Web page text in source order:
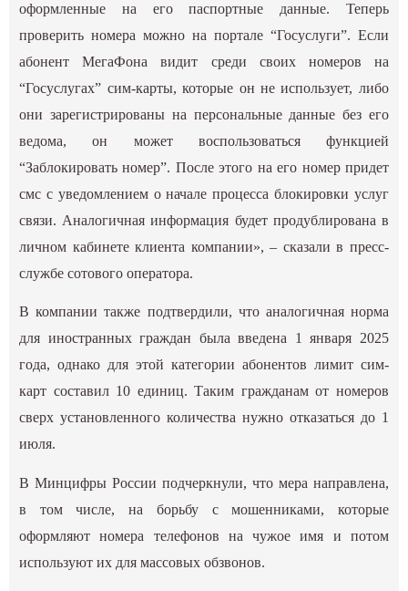
оформленные на его паспортные данные. Теперь
проверить номера можно на портале “Госуслуги”. Если
абонент МегаФона видит среди своих номеров на
“Госуслугах” сим-карты, которые он не использует, либо
они зарегистрированы на персональные данные без его
ведома, он может воспользоваться функцией
“Заблокировать номер”. После этого на его номер придет
смс с уведомлением о начале процесса блокировки услуг
связи. Аналогичная информация будет продублирована в
личном кабинете клиента компании», – сказали в пресс-
службе сотового оператора.
В компании также подтвердили, что аналогичная норма
для иностранных граждан была введена 1 января 2025
года, однако для этой категории абонентов лимит сим-
карт составил 10 единиц. Таким гражданам от номеров
сверх установленного количества нужно отказаться до 1
июля.
В Минцифры России подчеркнули, что мера направлена,
в том числе, на борьбу с мошенниками, которые
оформляют номера телефонов на чужое имя и потом
используют их для массовых обзвонов.